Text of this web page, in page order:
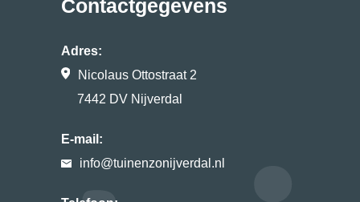
Contactgegevens
Adres:
Nicolaus Ottostraat 2
7442 DV Nijverdal
E-mail:
info@tuinenzonijverdal.nl